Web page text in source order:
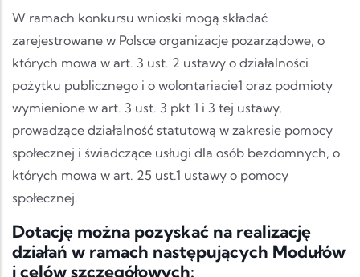
W ramach konkursu wnioski mogą składać
zarejestrowane w Polsce organizacje pozarządowe, o
których mowa w art. 3 ust. 2 ustawy o działalności
pożytku publicznego i o wolontariacie1 oraz podmioty
wymienione w art. 3 ust. 3 pkt 1 i 3 tej ustawy,
prowadzące działalność statutową w zakresie pomocy
społecznej i świadczące usługi dla osób bezdomnych, o
których mowa w art. 25 ust.1 ustawy o pomocy
społecznej.
Dotację można pozyskać na realizację
działań w ramach następujących Modułów
i celów szczegółowych: